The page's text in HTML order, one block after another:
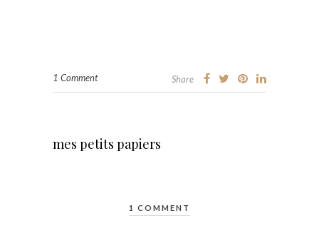
1 Comment Share
mes petits papiers
1 COMMENT